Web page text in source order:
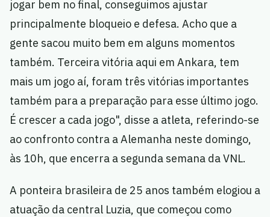
jogar bem no final, conseguimos ajustar
principalmente bloqueio e defesa. Acho que a
gente sacou muito bem em alguns momentos
também. Terceira vitória aqui em Ankara, tem
mais um jogo aí, foram três vitórias importantes
também para a preparação para esse último jogo.
É crescer a cada jogo", disse a atleta, referindo-se
ao confronto contra a Alemanha neste domingo,
às 10h, que encerra a segunda semana da VNL.
A ponteira brasileira de 25 anos também elogiou a
atuação da central Luzia, que começou como